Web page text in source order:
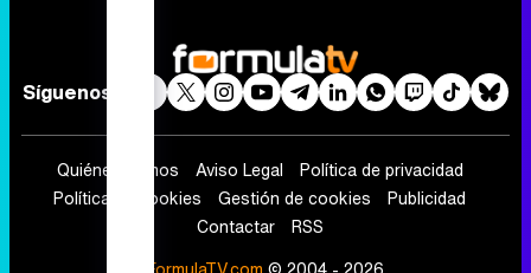
Síguenos
Quiénes somos Aviso Legal
Política de privacidad
Política de cookies
Gestión de cookies
Publicidad
Contactar
RSS